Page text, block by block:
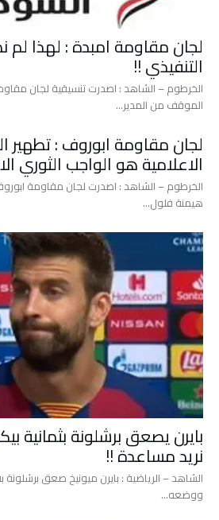
لجان مقاومة امبدة : لهذا لم
التنفيذي !!
الخرطوم – الشاهد : اصدرت تنسيقية لجان
الموقف من المدير…
لجان مقاومة ابوروف :
الاعلامية هو الواجب الثوري
الخرطوم – الشاهد : اصدرت لجان مقاومة
هيمنة فلول…
بايرن يصعق برشلونة بثمانية
نريد مساعدة !!
ووضعه…